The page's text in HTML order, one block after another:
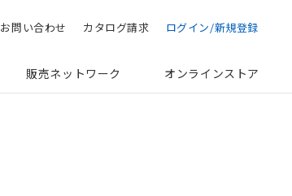
お問い合わせ カタログ請求 ログイン/新規登録
販売ネットワーク オンラインストア